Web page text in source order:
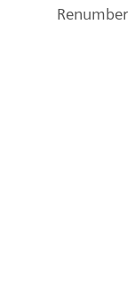
Renumber